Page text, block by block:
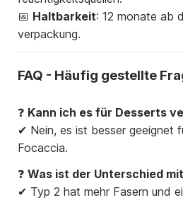
📅 Haltbarkeit: 12 monate ab
verpackung.
FAQ - Häufig gestellte
❓ Kann ich es für Desserts
✔ Nein, es ist besser geeignet
Focaccia.
❓ Was ist der Unterschied
✔ Typ 2 hat mehr Fasern und